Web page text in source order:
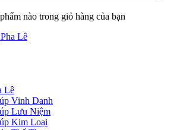
nào trong giỏ hàng của bạn
Lê
Vinh Danh
Lưu Niệm
Kim Loại